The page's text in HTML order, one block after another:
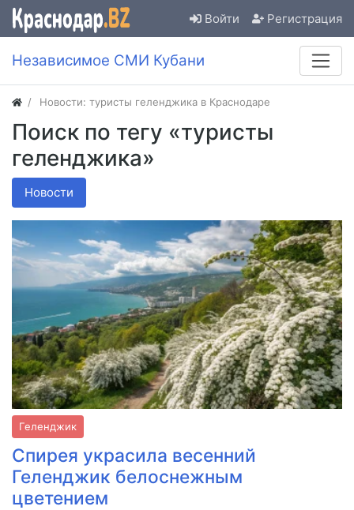
Войти Регистрация
Независимое СМИ Кубани
Новости: туристы геленджика в Краснодаре
Поиск по тегу «туристы
геленджика»
Новости
Геленджик
Спирея украсила весенний
Геленджик белоснежным
цветением